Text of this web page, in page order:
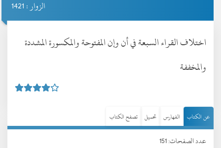
الزوار : 1421
اختلاف القراء السبعة في أن وإن المفتوحة والمكسورة المشددة
والمخففة
عن الكتاب الفهارس تحميل تصفح الكتاب
عدد الصفحات: 151